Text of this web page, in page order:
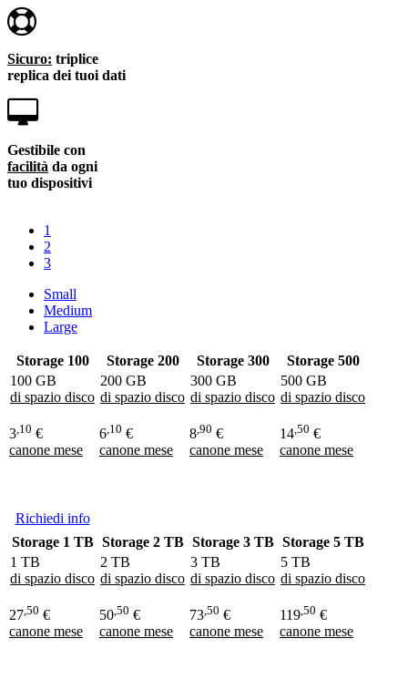
Sicuro: triplice
replica dei tuoi dati
Gestibile con
facilità da ogni
tuo dispositivi
1
2
3
Small
Medium
Large
Storage 100
100 GB
di spazio disco
3 ,10 €
canone mese
Storage 200
200 GB
di spazio disco
6 ,10 €
canone mese
Storage 300
300 GB
di spazio disco
8 ,90 €
canone mese
Storage 500
500 GB
di spazio disco
14 ,50 €
canone mese
Richiedi info
Storage 1 TB
1 TB
di spazio disco
27 ,50 €
canone mese
Storage 2 TB
2 TB
di spazio disco
50 ,50 €
canone mese
Storage 3 TB
3 TB
di spazio disco
73 ,50 €
canone mese
Storage 5 TB
5 TB
di spazio disco
119 ,50 €
canone mese